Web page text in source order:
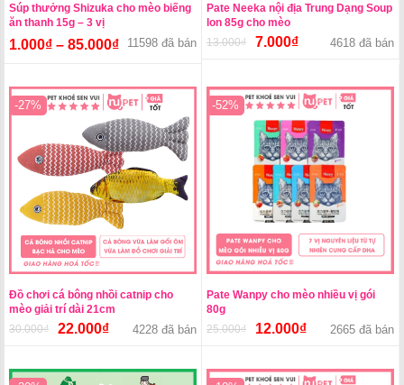
Súp thưởng Shizuka cho mèo biếng
ăn thanh 15g – 3 vị
1.000₫ – 85.000₫ 11598 đã bán
Pate Neeka nội địa Trung Dạng Soup
lon 85g cho mèo
13.000₫
Giá
13.000₫.
7.000₫Giá
là:
7.000₫.
4618 đã bán
-27%
Đồ chơi cá bông nhồi catnip cho
mèo giải trí dài 21cm
30.000₫
Giá
là:
22.000₫Giá
tại
4228 đã bán
-52%
Pate Wanpy cho mèo nhiều vị gói
80g
25.000₫
Giá
là:
12.000₫Giá
tại
2665 đã bán